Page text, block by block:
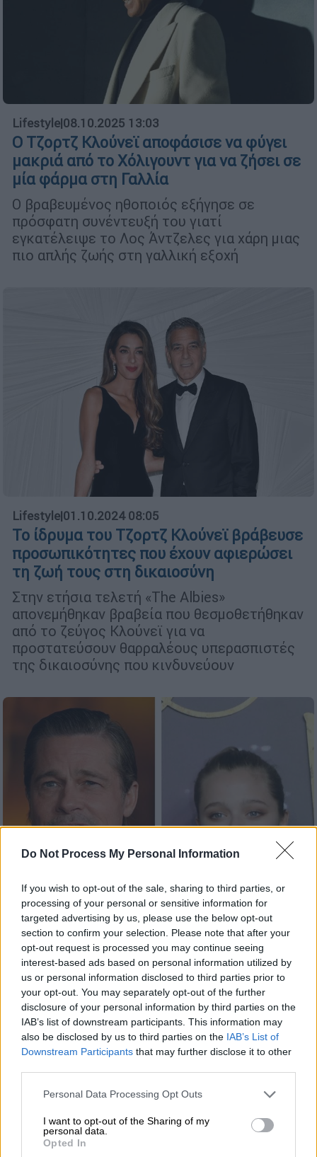
Do Not Process My Personal Information
If you wish to opt-out of the sale, sharing to third parties, or
processing of your personal or sensitive information for
targeted advertising by us, please use the below opt-out
section to confirm your selection. Please note that after your
opt-out request is processed you may continue seeing
interest-based ads based on personal information utilized by
us or personal information disclosed to third parties prior to
your opt-out. You may separately opt-out of the further
disclosure of your personal information by third parties on the
IAB’s list of downstream participants. This information may
also be disclosed by us to third parties on the IAB’s List of
Downstream Participants that may further disclose it to other
Please note that this website/app uses one or more Google
not limited to your visit or usage behaviour. You may click to
grant or deny consent to Google and its third-party tags to
use your data for below specified purposes in below Google
Personal Data Processing Opt Outs
I want to opt-out of the Sharing of my
personal data.
Opted In
Lifestyle|08.10.2025 13:03
Ο Τζορτζ Κλούνεϊ αποφάσισε να φύγει
μακριά από το Χόλιγουντ για να ζήσει σε
μία φάρμα στη Γαλλία
Ο βραβευμένος ηθοποιός εξήγησε σε
πρόσφατη συνέντευξή του γιατί
εγκατέλειψε το Λος Άντζελες για χάρη μιας
πιο απλής ζωής στη γαλλική εξοχή
Lifestyle|01.10.2024 08:05
Το ίδρυμα του Τζορτζ Κλούνεϊ βράβευσε
προσωπικότητες που έχουν αφιερώσει
τη ζωή τους στη δικαιοσύνη
Στην ετήσια τελετή «The Albies»
απονεμήθηκαν βραβεία που θεσμοθετήθηκαν
από το ζεύγος Κλούνεϊ για να
προστατεύσουν θαρραλέους υπερασπιστές
της δικαιοσύνης που κινδυνεύουν
Lifestyle |20.08.2024 22:31
Η κόρη του Μπραντ Πιτ αφαίρεσε και
επίσημα το επίθετο του - Την λένε μόνο
Τζολί
Ο ηθοποιός είναι συμφιλιωμένος με το
γεγονός ότι δε θα γεφυρωθεί το χάσμα με
τα παιδιά του